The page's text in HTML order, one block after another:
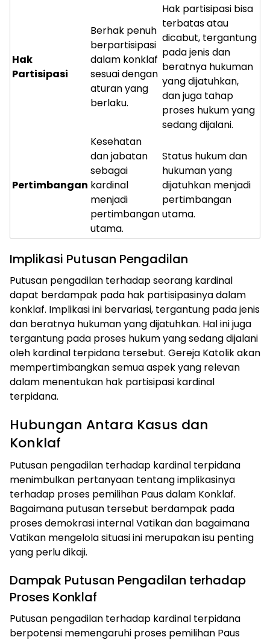
Hak
Partisipasi
Berhak penuh
berpartisipasi
dalam konklaf
sesuai dengan
aturan yang
berlaku.
Hak partisipasi bisa
terbatas atau
dicabut, tergantung
pada jenis dan
beratnya hukuman
yang dijatuhkan,
dan juga tahap
proses hukum yang
sedang dijalani.
Pertimbangan
Kesehatan
dan jabatan
sebagai
kardinal
menjadi
pertimbangan
utama.
Status hukum dan
hukuman yang
dijatuhkan menjadi
pertimbangan
utama.
Implikasi Putusan Pengadilan
Putusan pengadilan terhadap seorang kardinal
dapat berdampak pada hak partisipasinya dalam
konklaf. Implikasi ini bervariasi, tergantung pada jenis
dan beratnya hukuman yang dijatuhkan. Hal ini juga
tergantung pada proses hukum yang sedang dijalani
oleh kardinal terpidana tersebut. Gereja Katolik akan
mempertimbangkan semua aspek yang relevan
dalam menentukan hak partisipasi kardinal
terpidana.
Hubungan Antara Kasus dan
Konklaf
Putusan pengadilan terhadap kardinal terpidana
menimbulkan pertanyaan tentang implikasinya
terhadap proses pemilihan Paus dalam Konklaf.
Bagaimana putusan tersebut berdampak pada
proses demokrasi internal Vatikan dan bagaimana
Vatikan mengelola situasi ini merupakan isu penting
yang perlu dikaji.
Dampak Putusan Pengadilan terhadap
Proses Konklaf
Putusan pengadilan terhadap kardinal terpidana
berpotensi memengaruhi proses pemilihan Paus